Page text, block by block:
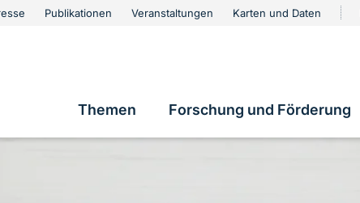
Publikationen Veranstaltungen Karten und Daten
Hauptnavigation
Themen Forschung und Förderung